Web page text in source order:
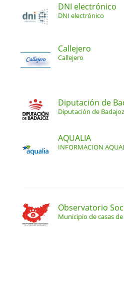
DNI electrónico
DNI electrónico
Callejero
Callejero
Diputación de
Diputación de Badajoz
AQUALIA
INFORMACION
Observatorio
Municipio de casas